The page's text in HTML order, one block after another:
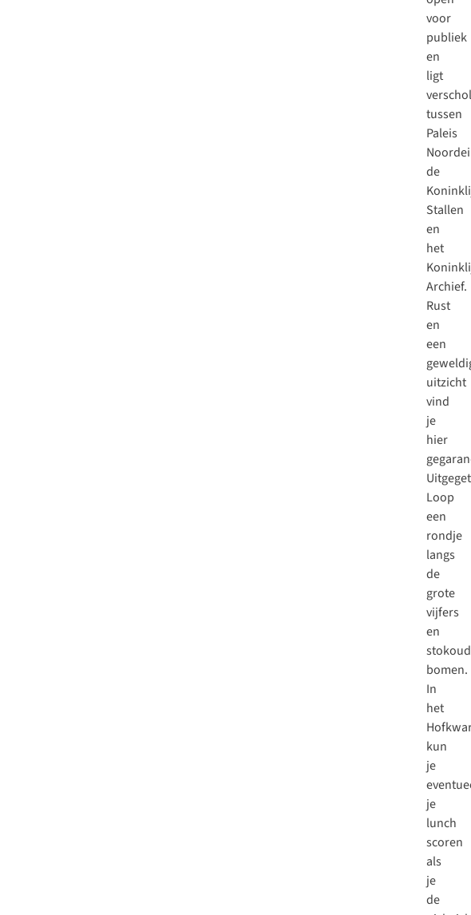
voor
publiek
en
ligt
tussen
Paleis
de
Stallen
en
het
Archief.
Rust
en
een
uitzicht
vind
je
hier
Loop
een
rondje
langs
de
grote
vijfers
en
bomen.
In
het
kun
je
je
lunch
scoren
als
je
de